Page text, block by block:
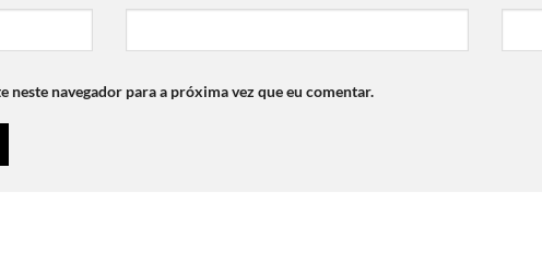
neste navegador para a próxima vez que eu comentar.